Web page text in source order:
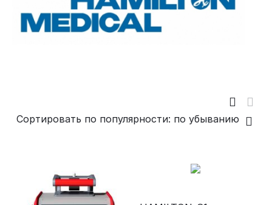
Сортировать по популярности: по убыванию